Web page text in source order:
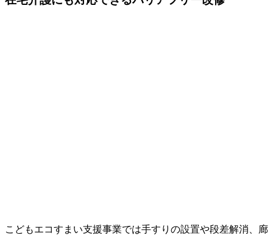
こどもエコすまい支援事業では手すりの設置や段差解消、廊